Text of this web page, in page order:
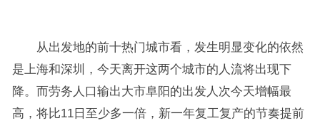
从出发地的前十热门城市看，发生明显变化的依然
是上海和深圳，今天离开这两个城市的人流将出现下
降。而劳务人口输出大市阜阳的出发人次今天增幅最
高，将比11日至少多一倍，新一年复工复产的节奏提前